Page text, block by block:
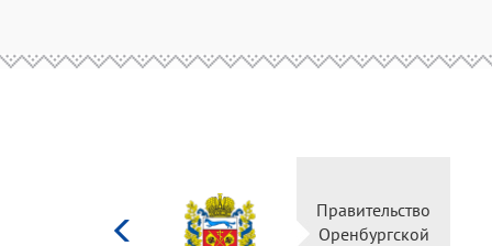
Правительство
Оренбургской